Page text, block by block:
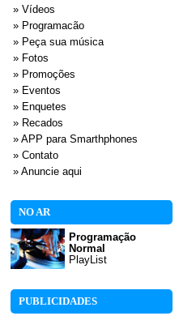
» Vídeos
» Programacão
» Peça sua música
» Fotos
» Promoções
» Eventos
» Enquetes
» Recados
» APP para Smarthphones
» Contato
» Anuncie aqui
NO AR
Programação
Normal
PlayList
PUBLICIDADES